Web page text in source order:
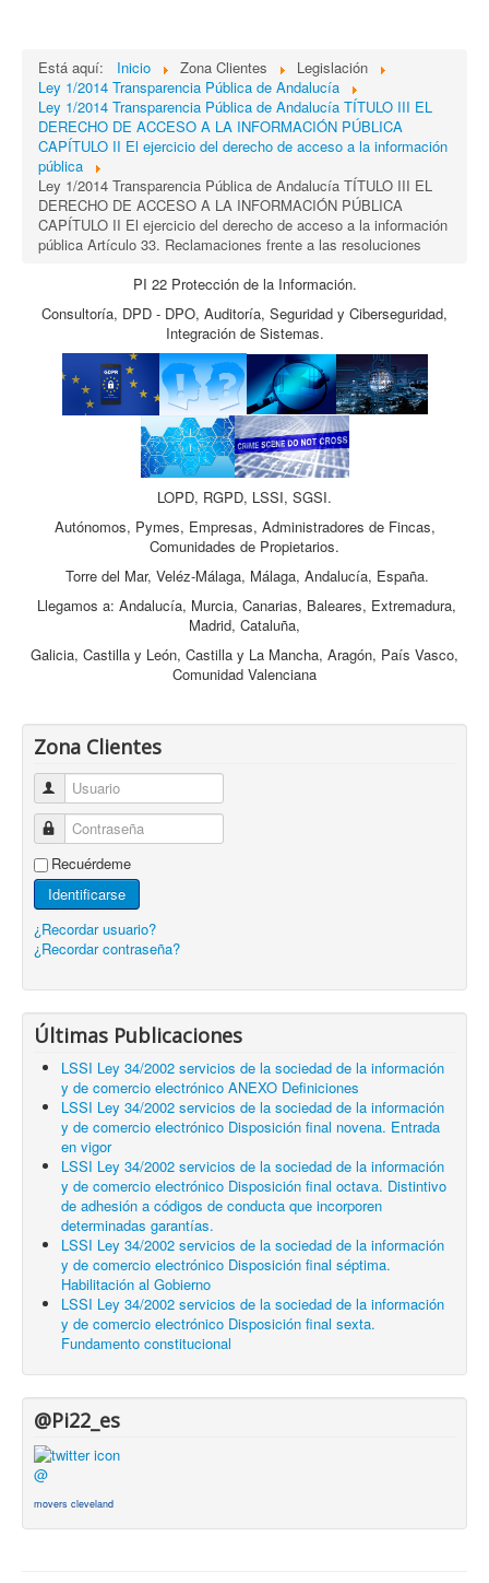
Está aquí: Inicio Zona Clientes
Legislación
Ley 1/2014 Transparencia Pública de Andalucía
Ley 1/2014 Transparencia Pública de Andalucía TÍTULO III EL
DERECHO DE ACCESO A LA INFORMACIÓN PÚBLICA
CAPÍTULO II El ejercicio del derecho de acceso a la información
pública
Ley 1/2014 Transparencia Pública de Andalucía TÍTULO III EL
DERECHO DE ACCESO A LA INFORMACIÓN PÚBLICA
CAPÍTULO II El ejercicio del derecho de acceso a la información
pública Artículo 33. Reclamaciones frente a las resoluciones
PI 22 Protección de la Información.
Consultoría, DPD - DPO, Auditoría, Seguridad y Ciberseguridad,
Integración de Sistemas.
LOPD, RGPD, LSSI, SGSI.
Autónomos, Pymes, Empresas, Administradores de Fincas,
Comunidades de Propietarios.
Torre del Mar, Veléz-Málaga, Málaga, Andalucía, España.
Llegamos a: Andalucía, Murcia, Canarias, Baleares, Extremadura,
Madrid, Cataluña,
Galicia, Castilla y León, Castilla y La Mancha, Aragón, País Vasco,
Comunidad Valenciana
Zona Clientes
Usuario
Contraseña
Recuérdeme
Identificarse
¿Recordar usuario?
¿Recordar contraseña?
Últimas Publicaciones
LSSI Ley 34/2002 servicios de la sociedad de la información
y de comercio electrónico ANEXO Definiciones
LSSI Ley 34/2002 servicios de la sociedad de la información
y de comercio electrónico Disposición final novena. Entrada
en vigor
LSSI Ley 34/2002 servicios de la sociedad de la información
y de comercio electrónico Disposición final octava. Distintivo
de adhesión a códigos de conducta que incorporen
determinadas garantías.
LSSI Ley 34/2002 servicios de la sociedad de la información
y de comercio electrónico Disposición final séptima.
Habilitación al Gobierno
LSSI Ley 34/2002 servicios de la sociedad de la información
y de comercio electrónico Disposición final sexta.
Fundamento constitucional
@Pi22_es
@
movers cleveland